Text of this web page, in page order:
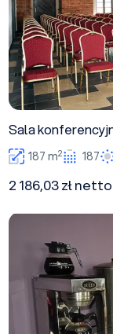
Sala
187 m2 187
2 186,03 zł netto